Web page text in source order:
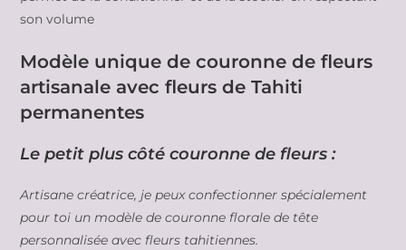
son volume
Modèle unique de couronne de fleurs
artisanale avec fleurs de Tahiti
permanentes
Le petit plus côté couronne de fleurs :
Artisane créatrice, je peux confectionner spécialement
pour toi un modèle de couronne florale de tête
personnalisée avec fleurs tahitiennes.